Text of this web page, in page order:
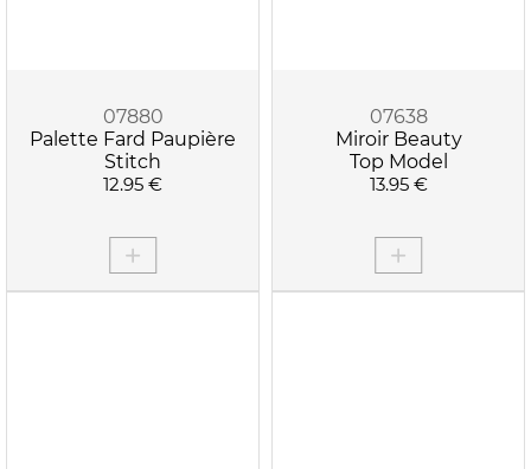
07880
Palette Fard Paupière
Stitch
12.95 €
07638
Miroir Beauty
Top Model
13.95 €